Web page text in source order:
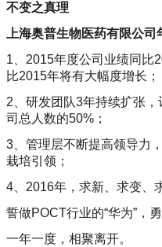
不变之真理
上海奥普生物医药有限公司
1、2015年度公司业绩同比
比2015年将有大幅度增长；
2、研发团队3年持续扩张
司总人数的50%；
3、管理层不断提高领导力
栽培引领；
4、2016年，求新、求变、
誓做POCT行业的“华为”，
一年一度，相聚离开。